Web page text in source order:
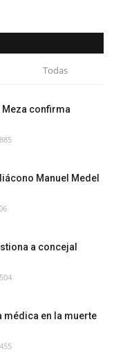
Todas
confirma
885
Manuel Medel
a concejal
504
médica en la muerte
455